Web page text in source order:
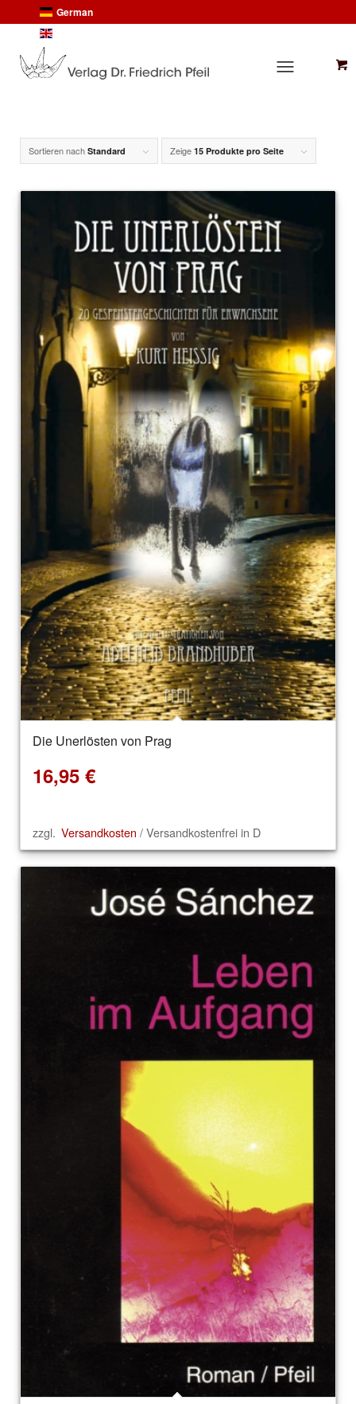
German
Sortieren nach Standard Zeige 15 Produkte pro Seite
Die Unerlösten von Prag
16,95 €
zzgl. Versandkosten / Versandkostenfrei in D